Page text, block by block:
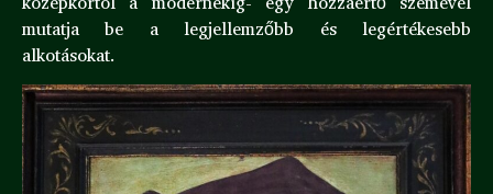
mutatja be a legjellemzőbb és legértékesebb
alkotásokat.